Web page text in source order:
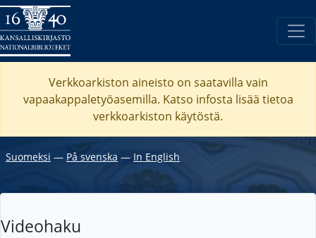
Verkkoarkiston aineisto on saatavilla vain
vapaakappaletyöasemilla. Katso infosta lisää tietoa
verkkoarkiston käytöstä.
Suomeksi ― På svenska ― In English
Videohaku